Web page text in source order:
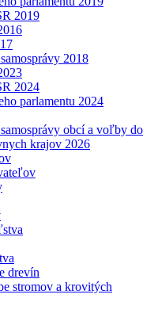
2019
2018
2024
parlamentu 2024
obcí a voľby do
krajov 2026
drevín
stromov a krovitých